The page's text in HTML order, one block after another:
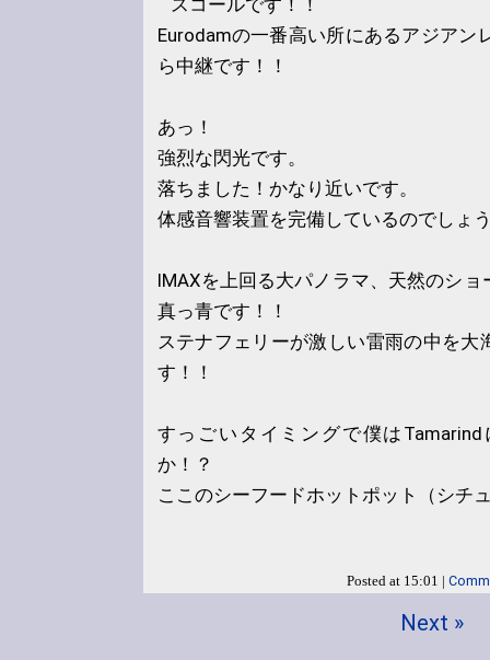
スコールです！！
Eurodamの一番高い所にあるアジアン
ら中継です！！
あっ！
強烈な閃光です。
落ちました！かなり近いです。
体感音響装置を完備しているのでしょ
IMAXを上回る大パノラマ、天然のシ
真っ青です！！
ステナフェリーが激しい雷雨の中を大
す！！
すっごいタイミングで僕は
か！？
ここのシーフードホットポット（シチ
Posted at 15:01 |
Next »